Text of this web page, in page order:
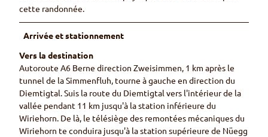
cette randonnée.
Arrivée et stationnement
Vers la destination
Autoroute A6 Berne direction Zweisimmen, 1 km après le
tunnel de la Simmenfluh, tourne à gauche en direction du
Diemtigtal. Suis la route du Diemtigtal vers l'intérieur de la
vallée pendant 11 km jusqu'à la station inférieure du
Wiriehorn. De là, le télésiège des remontées mécaniques du
Wiriehorn te conduira jusqu'à la station supérieure de Nüegg